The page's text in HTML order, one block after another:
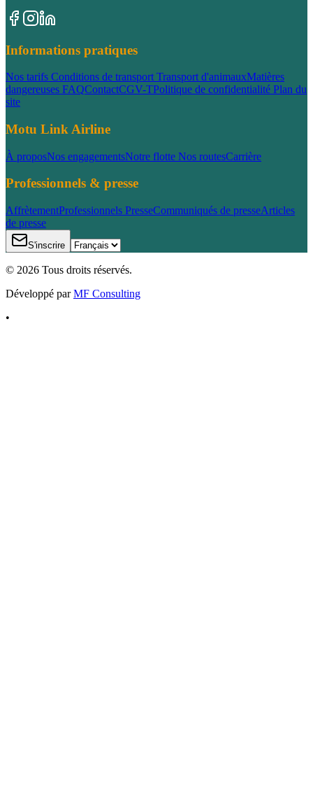
Informations pratiques
Nos tarifs Conditions de transport Transport d'animauxMatières
dangereuses FAQContactCGV-TPolitique de confidentialité Plan du
site
Motu Link Airline
À proposNos engagementsNotre flotte Nos routesCarrière
Professionnels & presse
AffrètementProfessionnels PresseCommuniqués de presseArticles
de presse
S'inscrire
© 2026 Tous droits réservés.
Développé par MF Consulting
•